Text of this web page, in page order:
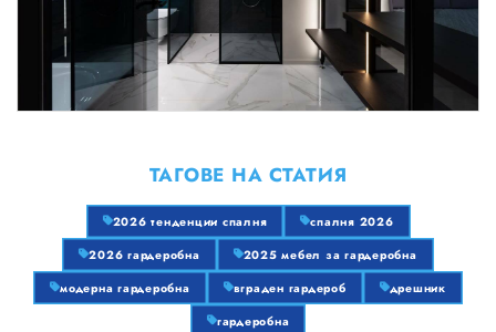
ТАГОВЕ НА СТАТИЯ
2026 тенденции спалня
спалня 2026
2026 гардеробна
2025 мебел за гардеробна
модерна гардеробна
вграден гардероб
дрешник
гардеробна